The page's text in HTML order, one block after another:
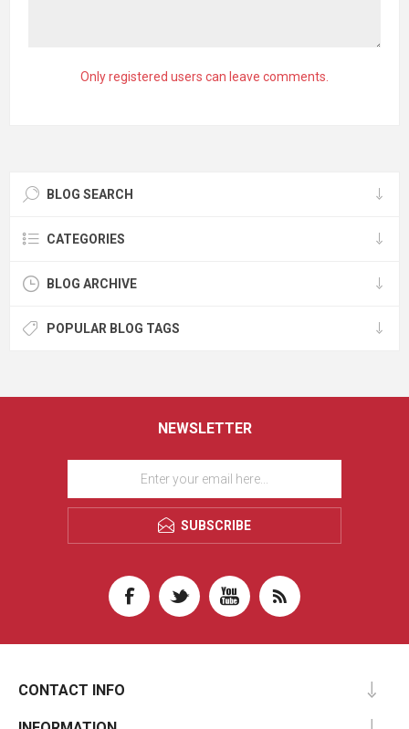
Only registered users can leave comments.
BLOG SEARCH
CATEGORIES
BLOG ARCHIVE
POPULAR BLOG TAGS
NEWSLETTER
SUBSCRIBE
CONTACT INFO